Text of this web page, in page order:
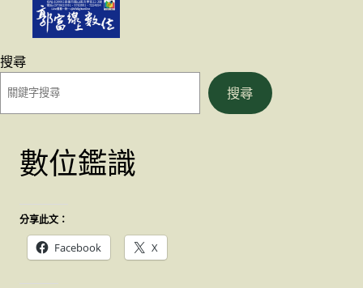
搜尋
搜尋
數位鑑識
分享此文：
Facebook X